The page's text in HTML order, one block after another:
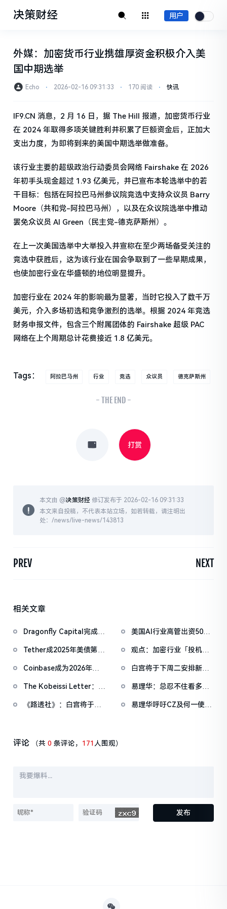
决策财经 用户
外媒：加密货币行业携雄厚资金积极介入美
国中期选举
Echo ⋅ 2026-02-16 09:31:33 ⋅ 170 阅读 ⋅ 快讯
IF9.CN 消息，2 月 16 日，据 The Hill 报道，加密货币行业
在 2024 年取得多项关键胜利并积累了巨额资金后，正加大
支出力度，为即将到来的美国中期选举做准备。
该行业主要的超级政治行动委员会网络 Fairshake 在 2026
年初手头现金超过 1.93 亿美元，并已宣布本轮选举中的若
干目标：包括在阿拉巴马州参议院竞选中支持众议员 Barry
Moore（共和党-阿拉巴马州），以及在众议院选举中推动
罢免众议员 Al Green（民主党-德克萨斯州）。
在上一次美国选举中大举投入并宣称在至少两场备受关注的
竞选中获胜后，这为该行业在国会争取到了一些早期成果，
也使加密行业在华盛顿的地位明显提升。
加密行业在 2024 年的影响最为显著，当时它投入了数千万
美元，介入多场初选和竞争激烈的选举。根据 2024 年竞选
财务申报文件，包含三个附属团体的 Fairshake 超级 PAC
网络在上个周期总计花费接近 1.8 亿美元。
Tags： 阿拉巴马州 行业 竞选 众议员 德克萨斯州
- THE END -
打赏
本文由 @决策财经 修订发布于 2026-02-16 09:31:33
本文来自投稿，不代表本站立场，如若转载，请注明出
处：/news/live-news/143813
PREV NEXT
相关文章
Dragonfly Capital完成
期押注Polymarket与
Rain
美国AI行业高管出资5000
持宽松监管候选人
Tether成2025年美债第七
博弈分裂特朗普支持者
观点：加密行业「投机时
化将带来更稳健回报
Coinbase成为2026年超
企业
白宫将于下周二安排新一
The Kobeissi Letter：机
股，速度达去年10月以来
易理华：总忍不住看多和
控制风险情况下继续等待
《路透社》：白宫将于下
程
易理华呼吁CZ及何一使用
评论 （共0 条评论， 171 人围观）
发布